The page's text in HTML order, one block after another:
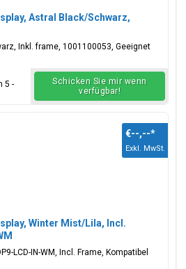
Astral Black/Schwarz,
Inkl. frame, 1001100053, Geeignet
5 -
Schicken Sie mir wenn
verfügbar!
Winter Mist/Lila, Incl.
LCD-IN-WM, Incl. Frame, Kompatibel
€--,--*
Exkl. MwSt.